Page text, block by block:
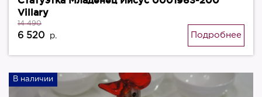
Villary
14 490
6 520 р. Подробнее
В наличии